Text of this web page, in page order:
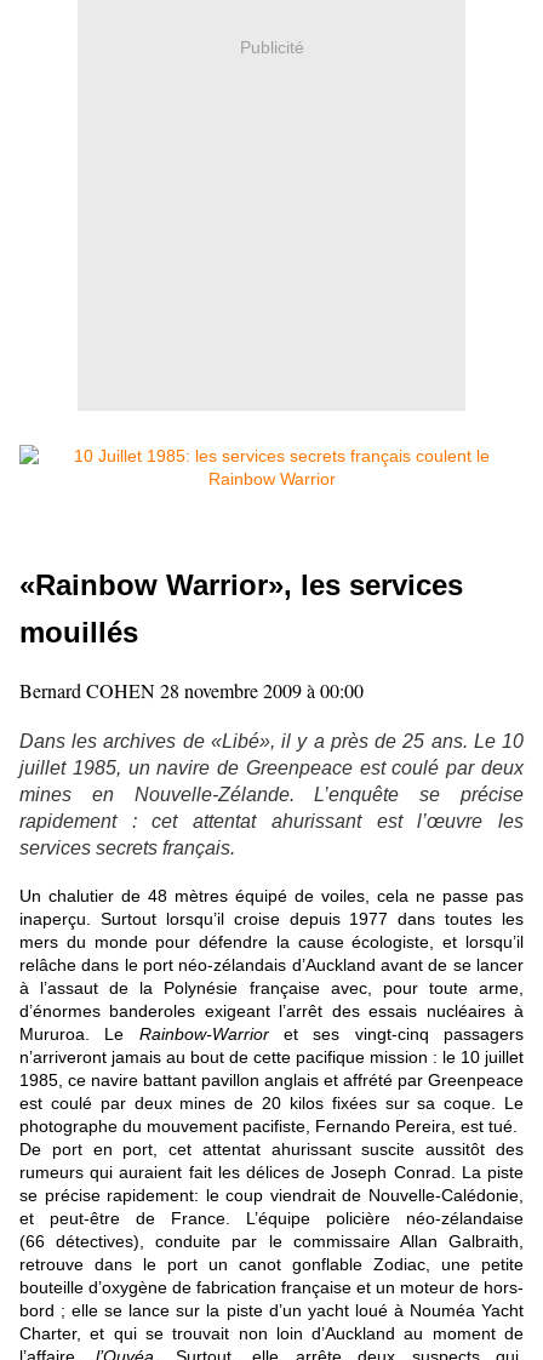
Publicité
«Rainbow Warrior», les services
mouillés
Bernard COHEN28 novembre 2009 à 00:00
Dans les archives de «Libé», il y a près de 25 ans. Le 10
juillet 1985, un navire de Greenpeace est coulé par deux
mines en Nouvelle-Zélande. L’enquête se précise
rapidement : cet attentat ahurissant est l’œuvre les
services secrets français.
Un chalutier de 48 mètres équipé de voiles, cela ne passe pas
inaperçu. Surtout lorsqu’il croise depuis 1977 dans toutes les
mers du monde pour défendre la cause écologiste, et lorsqu’il
relâche dans le port néo-zélandais d’Auckland avant de se lancer
à l’assaut de la Polynésie française avec, pour toute arme,
d’énormes banderoles exigeant l’arrêt des essais nucléaires à
Mururoa. Le Rainbow-Warrioret ses vingt-cinq passagers
n’arriveront jamais au bout de cette pacifique mission : le 10 juillet
1985, ce navire battant pavillon anglais et affrété par Greenpeace
est coulé par deux mines de 20 kilos fixées sur sa coque. Le
photographe du mouvement pacifiste, Fernando Pereira, est tué.
De port en port, cet attentat ahurissant suscite aussitôt des
rumeurs qui auraient fait les délices de Joseph Conrad. La piste
se précise rapidement: le coup viendrait de Nouvelle-Calédonie,
et peut-être de France. L’équipe policière néo-zélandaise
(66 détectives), conduite par le commissaire Allan Galbraith,
retrouve dans le port un canot gonflable Zodiac, une petite
bouteille d’oxygène de fabrication française et un moteur de hors-
bord ; elle se lance sur la piste d’un yacht loué à Nouméa Yacht
Charter, et qui se trouvait non loin d’Auckland au moment de
l’affaire,l’Ouvéa.
Surtout, elle arrête deux suspects qui,